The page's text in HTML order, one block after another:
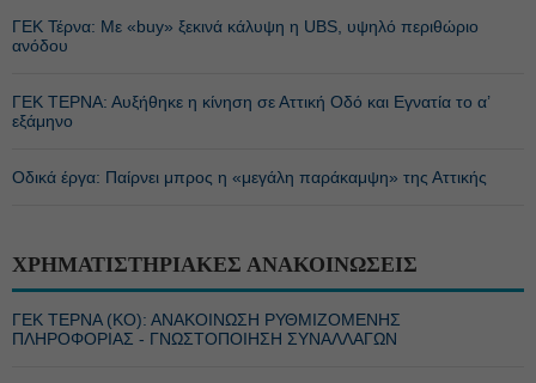
ΓΕΚ Τέρνα: Με «buy» ξεκινά κάλυψη η UBS, υψηλό περιθώριο
ανόδου
ΓΕΚ ΤΕΡΝΑ: Αυξήθηκε η κίνηση σε Αττική Οδό και Εγνατία το α’
εξάμηνο
Οδικά έργα: Παίρνει μπρος η «μεγάλη παράκαμψη» της Αττικής
ΧΡΗΜΑΤΙΣΤΗΡΙΑΚΕΣ ΑΝΑΚΟΙΝΩΣΕΙΣ
ΓΕΚ ΤΕΡΝΑ (ΚΟ): ΑΝΑΚΟΙΝΩΣΗ ΡΥΘΜΙΖΟΜΕΝΗΣ
ΠΛΗΡΟΦΟΡΙΑΣ - ΓΝΩΣΤΟΠΟΙΗΣΗ ΣΥΝΑΛΛΑΓΩΝ